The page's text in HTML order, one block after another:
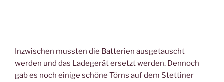
Inzwischen mussten die Batterien ausgetauscht
werden und das Ladegerät ersetzt werden. Dennoch
gab es noch einige schöne Törns auf dem Stettiner